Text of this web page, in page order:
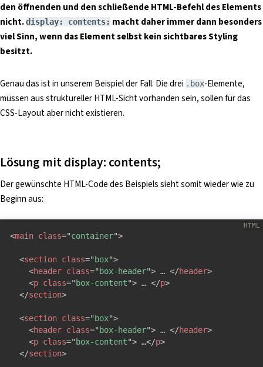
den öffnenden und den schließende HTML-Befehl des Elements
nicht.display: contents; macht daher immer dann besonders
viel Sinn, wenn das Element selbst kein sichtbares Styling
besitzt.
Genau das ist in unserem Beispiel der Fall. Die drei .box-Elemente,
müssen aus struktureller HTML-Sicht vorhanden sein, sollen für das
CSS-Layout aber nicht existieren.
Lösung mit display: contents;
Der gewünschte HTML-Code des Beispiels sieht somit wieder wie zu
Beginn aus:
<main class="container">
<section class=" box">
<header class=" box-header"> … </header>
<p class=" box-content"> … </p>
</section>
<section class=" box">
<header class=" box-header"> … </header>
<p class=" box-content"> …</p>
</section>